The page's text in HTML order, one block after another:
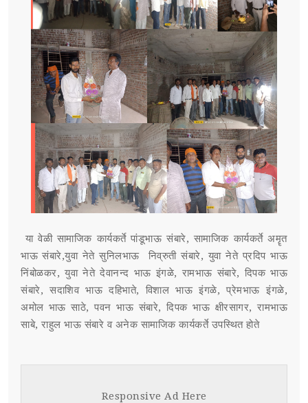
या वेळी सामाजिक कार्यकर्ते पांडूभाऊ संबारे, सामाजिक कार्यकर्ते अमॄत
भाऊ संबारे,युवा नेते सुनिलभाऊ निव्रुती संबारे, युवा नेते प्रदिप भाऊ
निंबोळकर, युवा नेते देवानन्द भाऊ इंगळे, रामभाऊ संबारे, दिपक भाऊ
संबारे, सदाशिव भाऊ दहिभाते, विशाल भाऊ इंगळे, प्रेमभाऊ इंगळे,
अमोल भाऊ साठे, पवन भाऊ संबारे, दिपक भाऊ क्षीरसागर, रामभाऊ
साबे, राहुल भाऊ संबारे व अनेक सामाजिक कार्यकर्ते उपस्थित होते
Responsive Ad Here